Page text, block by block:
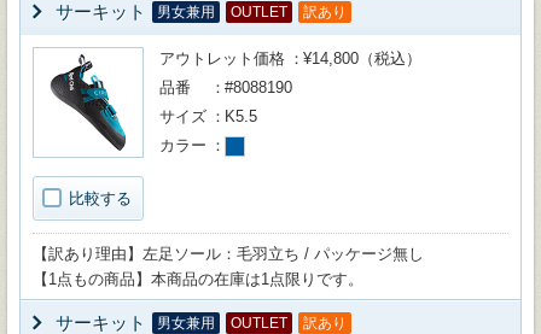
サーキット 男女兼用 OUTLET 訳あり
比較する
アウトレット価格
¥14,800（税込）
品番
#8088190
サイズ
K5.5
カラー
【訳あり理由】左足ソール：毛羽立ち / パッケージ無し
【1点もの商品】本商品の在庫は1点限りです。
サーキット 男女兼用 OUTLET 訳あり